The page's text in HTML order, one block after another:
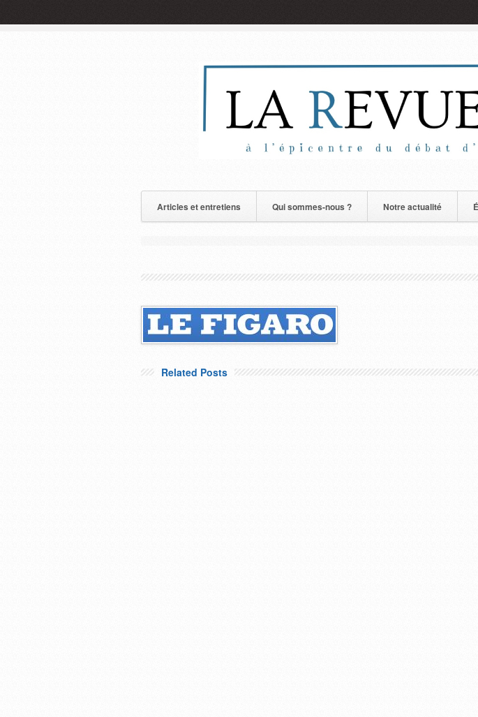
Articles et entretiens Qui sommes-nous ? Notre actualité
Related Posts